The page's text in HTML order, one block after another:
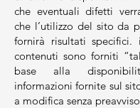
che eventuali difetti
che l’utilizzo del sito da
fornirà risultati
contenuti sono forniti
base alla
informazioni fornite sul
a modifica senza